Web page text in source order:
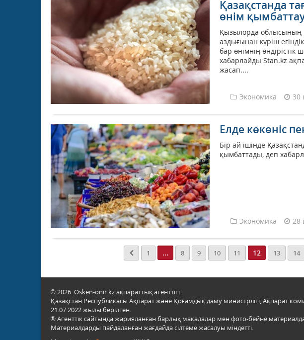
Қазақстанда
өнім
Қызылорда
аздығынан күріш
бар өнімнің өндірістік
хабарлайды Stan.kz
жасап....
Экономика 30
Елде көкөніс
Бір ай ішінде
қымбаттады, деп
Экономика 28
1 ... 8 9 10 11 12 13 14
© 2026. Osken-onir.kz ақпараттық агенттігі.
Қазақстан Республикасы Ақпарат және Қоғамдық даму министрлігі, Ақпарат
21.07.2022 жылы берілген.
® Агенттік сайтында жарияланған барлық мақалалар мен фото-бейне
Материалдарды пайдаланған жағдайда сілтеме жасалуы міндетті.